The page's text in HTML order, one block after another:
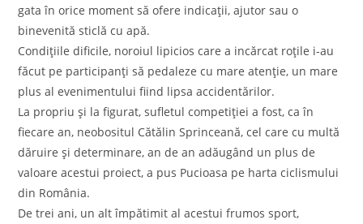
gata în orice moment să ofere indicații, ajutor sau o
binevenită sticlă cu apă.
Condițiile dificile, noroiul lipicios care a incărcat roțile i-au
făcut pe participanți să pedaleze cu mare atenție, un mare
plus al evenimentului fiind lipsa accidentărilor.
La propriu și la figurat, sufletul competiției a fost, ca în
fiecare an, neobositul Cătălin Sprinceană, cel care cu multă
dăruire și determinare, an de an adăugând un plus de
valoare acestui proiect, a pus Pucioasa pe harta ciclismului
din România.
De trei ani, un alt împătimit al acestui frumos sport,